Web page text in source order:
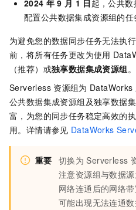
2024 年 9 月 1 日 起，公共
配置公共数据集成资源组的任
为避免您的数据同步任务无法执
前，将所有任务更改为使用
（推荐）或独享数据集成资源组。
Serverless 资源组为 DataWorks
公共数据集成资源组及独享数据
富，为您的同步任务稳定高效的
用。详情请参见 DataWorks
重要 切换为 Serverless
注意资源组与数据
网络连通后的网络
可能出现无法连通